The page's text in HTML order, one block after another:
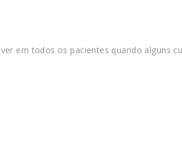
em todos os pacientes quando alguns